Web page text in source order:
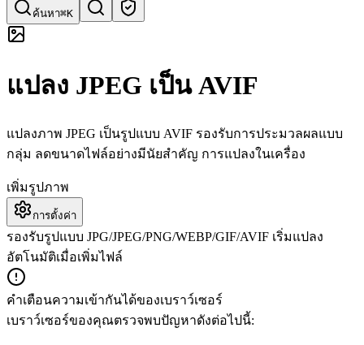
ค้นหา⌘K
ค้นหาด่วนสำหรับเครื่องมือ
แปลง JPEG เป็น AVIF
แปลงภาพ JPEG เป็นรูปแบบ AVIF รองรับการประมวลผลแบบ
กลุ่ม ลดขนาดไฟล์อย่างมีนัยสำคัญ การแปลงในเครื่อง
เพิ่มรูปภาพ
การตั้งค่า
รองรับรูปแบบ JPG/JPEG/PNG/WEBP/GIF/AVIF เริ่มแปลง
อัตโนมัติเมื่อเพิ่มไฟล์
คำเตือนความเข้ากันได้ของเบราว์เซอร์
เบราว์เซอร์ของคุณตรวจพบปัญหาดังต่อไปนี้: